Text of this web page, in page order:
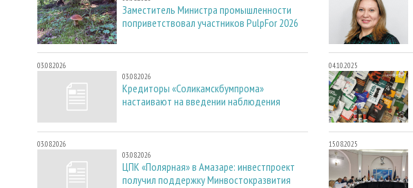
Заместитель Министра промышленности
поприветствовал участников PulpFor 2026
03.08.2026
03.08.2026
Кредиторы «Соликамскбумпрома»
настаивают на введении наблюдения
03.08.2026
03.08.2026
ЦПК «Полярная» в Амазаре: инвестпроект
получил поддержку Минвостокразвития
04.10.2025
15.08.2025